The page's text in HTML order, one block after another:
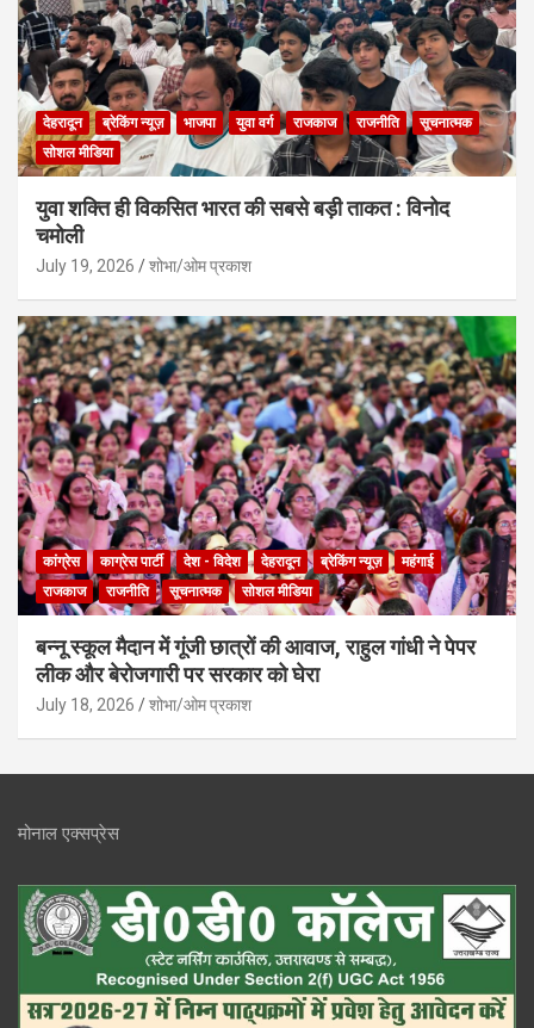
देहरादून ब्रेकिंग न्यूज़ भाजपा युवा वर्ग राजकाज राजनीति
सूचनात्मक
सोशल मीडिया
युवा शक्ति ही विकसित भारत की सबसे बड़ी ताकत : विनोद
चमोली
July 19, 2026 शोभा/ओम प्रकाश
कांग्रेस काग्रेस पार्टी देश - विदेश देहरादून ब्रेकिंग न्यूज़
महंगाई
राजकाज
राजनीति सूचनात्मक सोशल मीडिया
बन्नू स्कूल मैदान में गूंजी छात्रों की आवाज, राहुल गांधी ने पेपर
लीक और बेरोजगारी पर सरकार को घेरा
July 18, 2026 शोभा/ओम प्रकाश
मोनाल एक्सप्रेस